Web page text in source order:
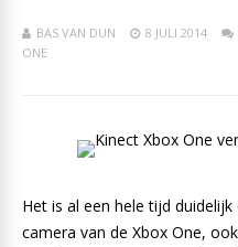
BAS VAN DUN 8 JULI 2014
ONE
Het is al een hele tijd
camera van de Xbox One,